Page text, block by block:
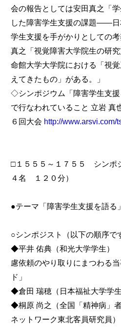
会の報告としては安田真之「
した障害学生支援の課題――
学生支援を手がかりとしての
真之「視覚障害大学院生の研
命館大学大学院における「視
えてきたもの」がある。」
◇シンポジウム「障害学生支援
で行なわれていること 立岩 真
６回大会 http://www.arsvi.com/
□１５５５～１７５５ シンポ
４名 １２０分）
●テーマ「障害学生支援を語る」
○シンポジスト（以下の順序で
◆平井 佑典（和光大学学生）
慮依頼のやり取りにまつわる
ド」
◆倉田 瑞穂（日本福祉大学学
◆桐原 尚之（全国「精神病」
ネットワーク東北客員研究員